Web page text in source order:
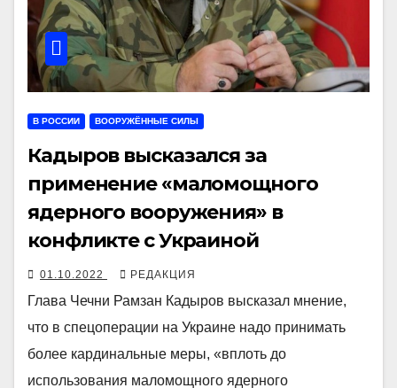
В РОССИИ ВООРУЖЁННЫЕ СИЛЫ
Кадыров высказался за
применение «маломощного
ядерного вооружения» в
конфликте с Украиной
01.10.2022 РЕДАКЦИЯ
Глава Чечни Рамзан Кадыров высказал мнение,
что в спецоперации на Украине надо принимать
более кардинальные меры, «вплоть до
использования маломощного ядерного